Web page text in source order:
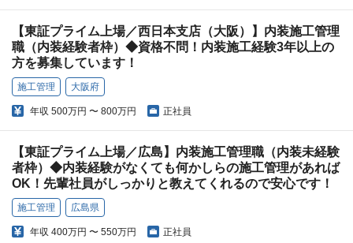
【東証プライム上場／西日本支店（大阪）】内装施工管理
職（内装経験者枠）◆資格不問！内装施工経験3年以上の
方を募集しています！
施工管理 大阪府
年収 500万円 〜 800万円 正社員
【東証プライム上場／広島】内装施工管理職（内装未経験
者枠）◆内装経験がなくても何かしらの施工管理があれば
OK！先輩社員がしっかりと教えてくれるので安心です！
施工管理 広島県
年収 400万円 〜 550万円 正社員